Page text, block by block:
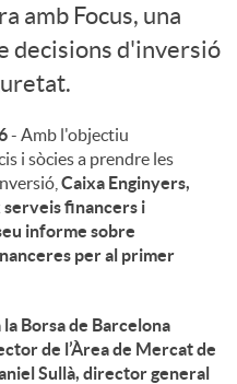
amb Focus, una
decisions d'inversió
- Amb l'objectiu
i sòcies a prendre les
Caixa Enginyers,
financers i
informe sobre
per al primer
la Borsa de Barcelona
de l’Àrea de Mercat de
Sullà, director general